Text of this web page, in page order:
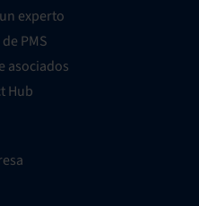
experto
PMS
asociados
Hub